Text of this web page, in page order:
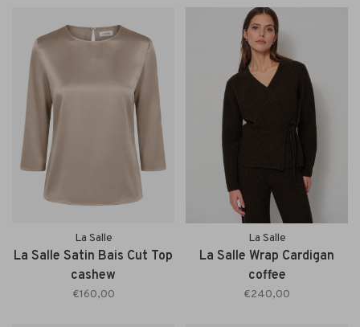
La Salle
La Salle Satin Bais Cut Top
cashew
€160,00
La Salle
La Salle Wrap Cardigan
coffee
€240,00